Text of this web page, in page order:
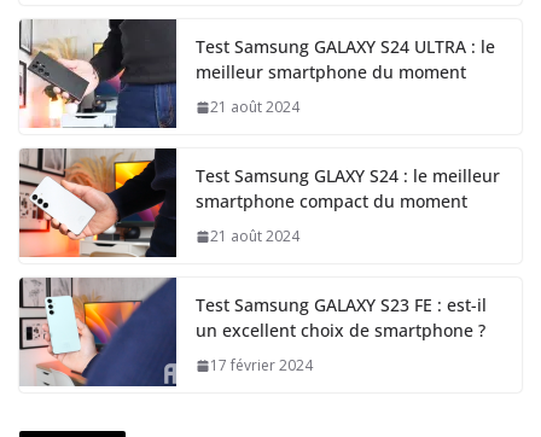
Test Samsung GALAXY S24 ULTRA : le
meilleur smartphone du moment
21 août 2024
Test Samsung GLAXY S24 : le meilleur
smartphone compact du moment
21 août 2024
Test Samsung GALAXY S23 FE : est-il
un excellent choix de smartphone ?
17 février 2024